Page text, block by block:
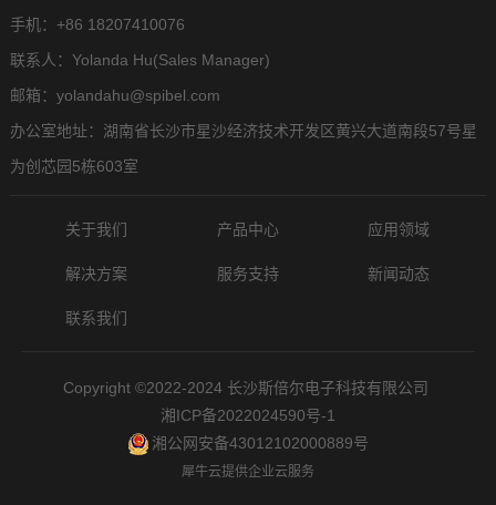
手机：+86 18207410076
联系人：Yolanda Hu(Sales Manager)
邮箱：yolandahu@spibel.com
办公室地址：湖南省长沙市星沙经济技术开发区黄兴大道南段57号星
为创芯园5栋603室
关于我们 产品中心 应用领域
解决方案 服务支持 新闻动态
联系我们
Copyright ©2022-2024 长沙斯倍尔电子科技有限公司
湘ICP备2022024590号-1
湘公网安备43012102000889号
犀牛云提供企业云服务